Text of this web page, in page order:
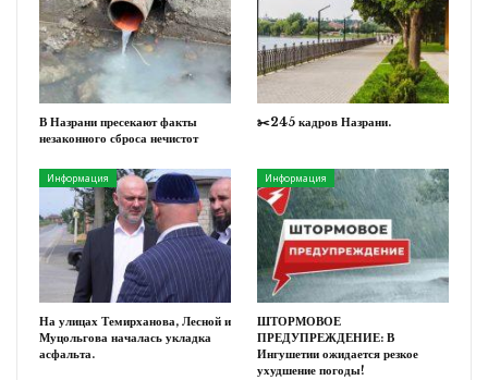
В Назрани пресекают факты
незаконного сброса нечистот
✂️245 кадров Назрани.
Информация
На улицах Темирханова, Лесной и
Муцольгова началась укладка
асфальта.
Информация
ШТОРМОВОЕ
ПРЕДУПРЕЖДЕНИЕ: В
Ингушетии ожидается резкое
ухудшение погоды!